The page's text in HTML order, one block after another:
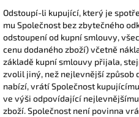
Odstoupí-li kupující, který je
mu Společnost bez zbytečného
odstoupení od kupní smlouvy,
cenu dodaného zboží) včetně
základě kupní smlouvy přijala,
zvolil jiný, než nejlevnější způsob
nabízí, vrátí Společnost
ve výši odpovídající
zboží. Společnost není povinna